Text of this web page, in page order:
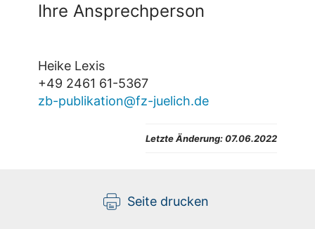
Ihre Ansprechperson
Heike Lexis
+49 2461 61-5367
zb-publikation@fz-juelich.de
Letzte Änderung: 07.06.2022
Seite drucken